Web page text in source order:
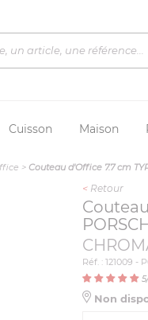
Cuisson Maison
> Couteau d'Office 7.7 cm
< Retour
Réf. : 121009 -
5
Non